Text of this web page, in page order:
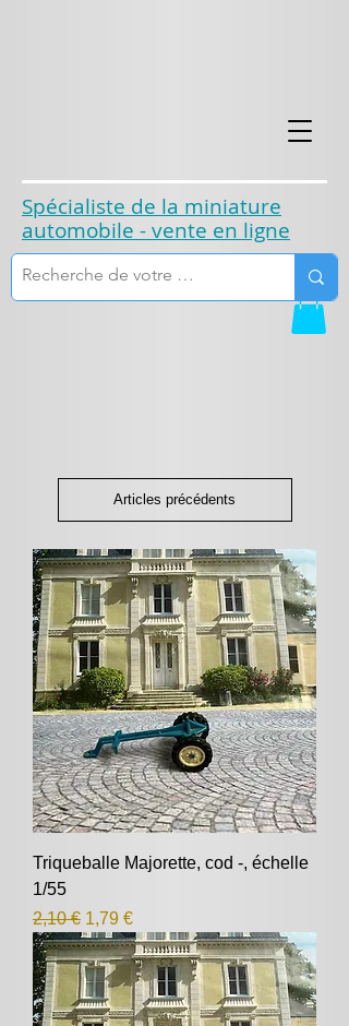
​Spécialiste de la miniature
automobile - vente en ligne
Articles précédents
Triqueballe Majorette, cod -, échelle
1/55
Prix original
2,10 € Prix promotionnel
1,79 €